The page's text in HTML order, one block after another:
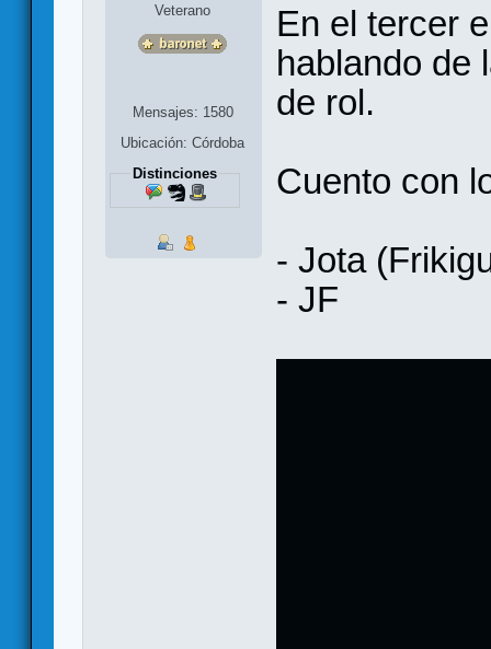
Veterano
Mensajes: 1580
Ubicación: Córdoba
Distinciones
En el tercer
hablando de
de rol.
Cuento con
- Jota
- JF